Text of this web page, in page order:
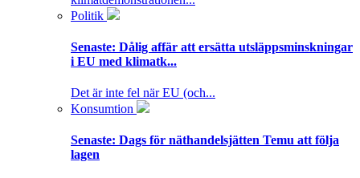
Politik
Senaste: Dålig affär att ersätta utsläppsminskningar
i EU med klimatk...
Det är inte fel när EU (och...
Konsumtion
Senaste: Dags för näthandelsjätten Temu att följa
lagen